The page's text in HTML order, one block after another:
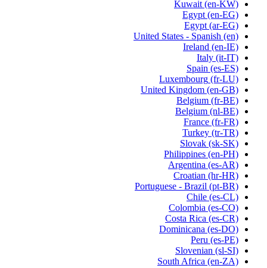
Kuwait (en-KW)
Egypt (en-EG)
Egypt (ar-EG)
United States - Spanish (en)
Ireland (en-IE)
Italy (it-IT)
Spain (es-ES)
Luxembourg (fr-LU)
United Kingdom (en-GB)
Belgium (fr-BE)
Belgium (nl-BE)
France (fr-FR)
Turkey (tr-TR)
Slovak (sk-SK)
Philippines (en-PH)
Argentina (es-AR)
Croatian (hr-HR)
Portuguese - Brazil (pt-BR)
Chile (es-CL)
Colombia (es-CO)
Costa Rica (es-CR)
Dominicana (es-DO)
Peru (es-PE)
Slovenian (sl-SI)
South Africa (en-ZA)